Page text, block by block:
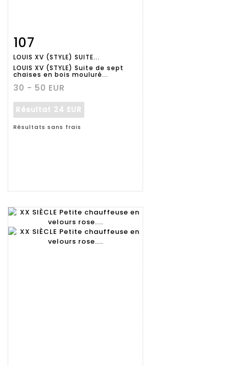
détaillée
107
LOUIS XV (STYLE) SUITE...
LOUIS XV (STYLE) Suite de sept
chaises en bois mouluré...
30 - 50 EUR
Résultat 24 EUR
Résultats sans frais